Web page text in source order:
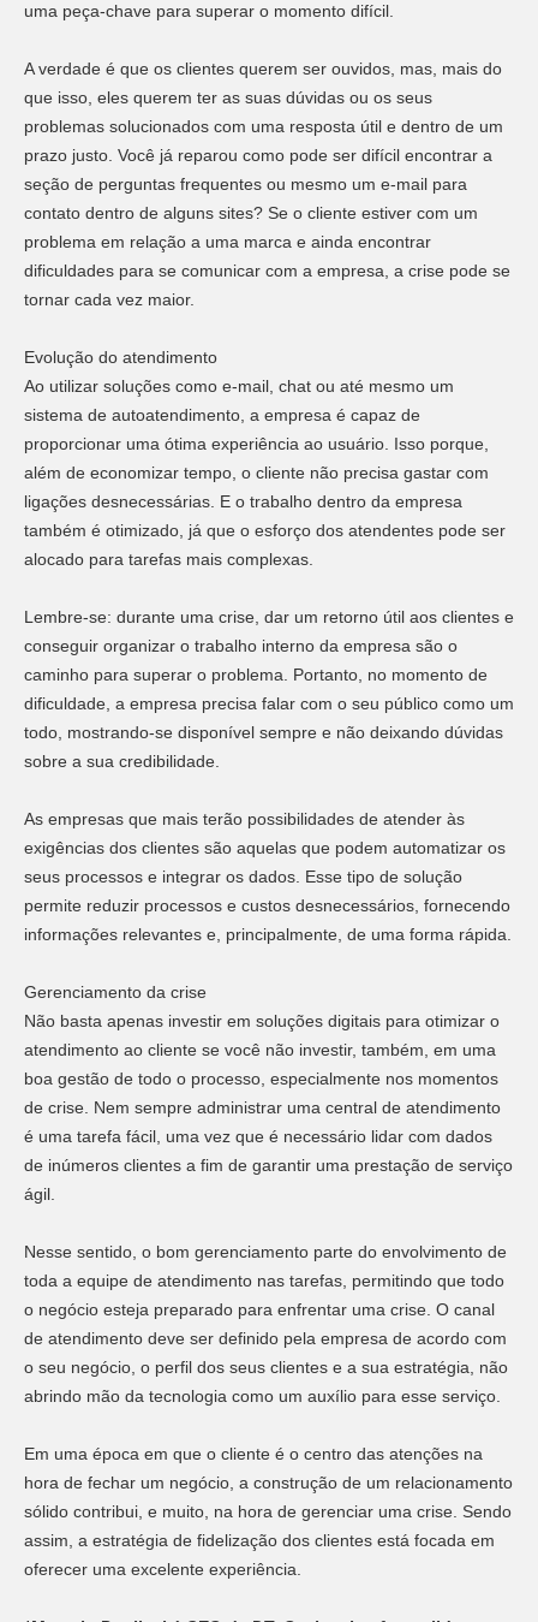
uma peça-chave para superar o momento difícil.
A verdade é que os clientes querem ser ouvidos, mas, mais do
que isso, eles querem ter as suas dúvidas ou os seus
problemas solucionados com uma resposta útil e dentro de um
prazo justo. Você já reparou como pode ser difícil encontrar a
seção de perguntas frequentes ou mesmo um e-mail para
contato dentro de alguns sites? Se o cliente estiver com um
problema em relação a uma marca e ainda encontrar
dificuldades para se comunicar com a empresa, a crise pode se
tornar cada vez maior.
Evolução do atendimento
Ao utilizar soluções como e-mail, chat ou até mesmo um
sistema de autoatendimento, a empresa é capaz de
proporcionar uma ótima experiência ao usuário. Isso porque,
além de economizar tempo, o cliente não precisa gastar com
ligações desnecessárias. E o trabalho dentro da empresa
também é otimizado, já que o esforço dos atendentes pode ser
alocado para tarefas mais complexas.
Lembre-se: durante uma crise, dar um retorno útil aos clientes e
conseguir organizar o trabalho interno da empresa são o
caminho para superar o problema. Portanto, no momento de
dificuldade, a empresa precisa falar com o seu público como um
todo, mostrando-se disponível sempre e não deixando dúvidas
sobre a sua credibilidade.
As empresas que mais terão possibilidades de atender às
exigências dos clientes são aquelas que podem automatizar os
seus processos e integrar os dados. Esse tipo de solução
permite reduzir processos e custos desnecessários, fornecendo
informações relevantes e, principalmente, de uma forma rápida.
Gerenciamento da crise
Não basta apenas investir em soluções digitais para otimizar o
atendimento ao cliente se você não investir, também, em uma
boa gestão de todo o processo, especialmente nos momentos
de crise. Nem sempre administrar uma central de atendimento
é uma tarefa fácil, uma vez que é necessário lidar com dados
de inúmeros clientes a fim de garantir uma prestação de serviço
ágil.
Nesse sentido, o bom gerenciamento parte do envolvimento de
toda a equipe de atendimento nas tarefas, permitindo que todo
o negócio esteja preparado para enfrentar uma crise. O canal
de atendimento deve ser definido pela empresa de acordo com
o seu negócio, o perfil dos seus clientes e a sua estratégia, não
abrindo mão da tecnologia como um auxílio para esse serviço.
Em uma época em que o cliente é o centro das atenções na
hora de fechar um negócio, a construção de um relacionamento
sólido contribui, e muito, na hora de gerenciar uma crise. Sendo
assim, a estratégia de fidelização dos clientes está focada em
oferecer uma excelente experiência.